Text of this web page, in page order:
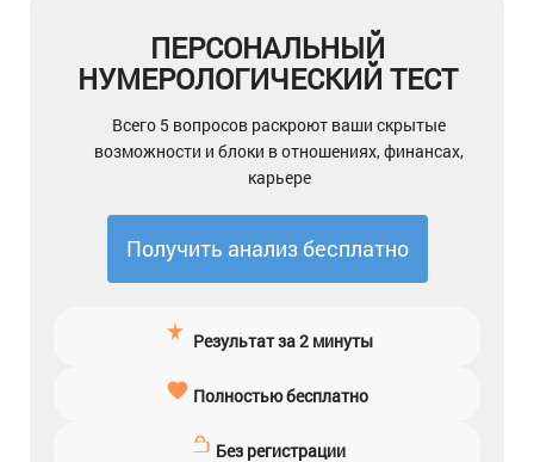
ПЕРСОНАЛЬНЫЙ
НУМЕРОЛОГИЧЕСКИЙ ТЕСТ
Всего 5 вопросов раскроют ваши скрытые
возможности и блоки в отношениях, финансах,
карьере
Получить анализ бесплатно
Результат за 2 минуты
Полностью бесплатно
Без регистрации